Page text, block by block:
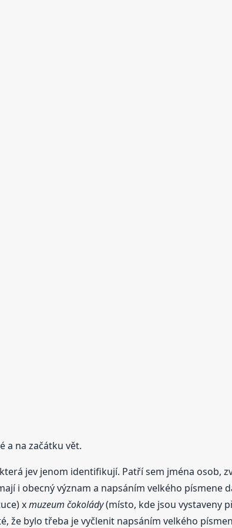
a na začátku vět.
jev jenom identifikují. Patří sem jména osob,
i obecný význam a napsáním velkého písmene
xmuzeum čokolády(místo, kde jsou vystaveny
že bylo třeba je vyčlenit napsáním velkého